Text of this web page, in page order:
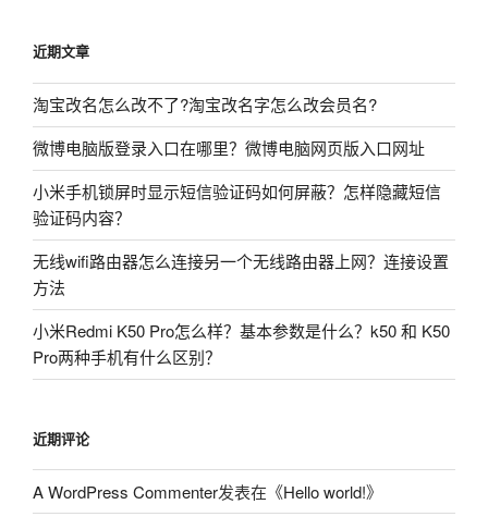
近期文章
淘宝改名怎么改不了?淘宝改名字怎么改会员名?
微博电脑版登录入口在哪里？微博电脑网页版入口网址
小米手机锁屏时显示短信验证码如何屏蔽？怎样隐藏短信
验证码内容？
无线wifi路由器怎么连接另一个无线路由器上网？连接设置
方法
小米Redmi K50 Pro怎么样？基本参数是什么？k50 和 K50
Pro两种手机有什么区别？
近期评论
A WordPress Commenter发表在《Hello world!》